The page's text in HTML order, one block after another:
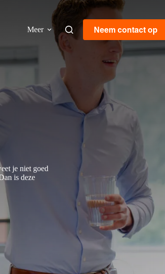
Meer Neem contact op
je niet goed
is deze